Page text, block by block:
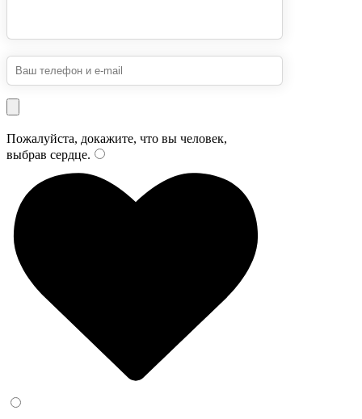
Пожалуйста, докажите, что вы человек,
выбрав сердце.